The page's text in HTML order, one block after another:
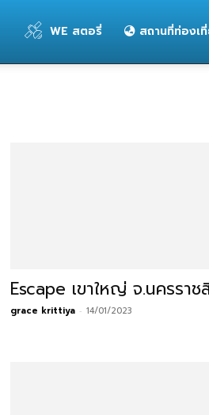
WE สตอรี่ สถานที่ท่องเ
Escape เขาใหญ่ จ.นครราช
grace krittiya - 14/01/2023